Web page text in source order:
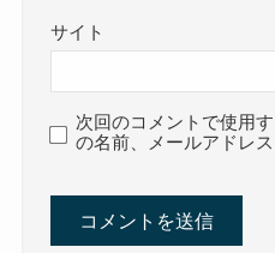
サイト
次回のコメントで使用
の名前、メールアドレ